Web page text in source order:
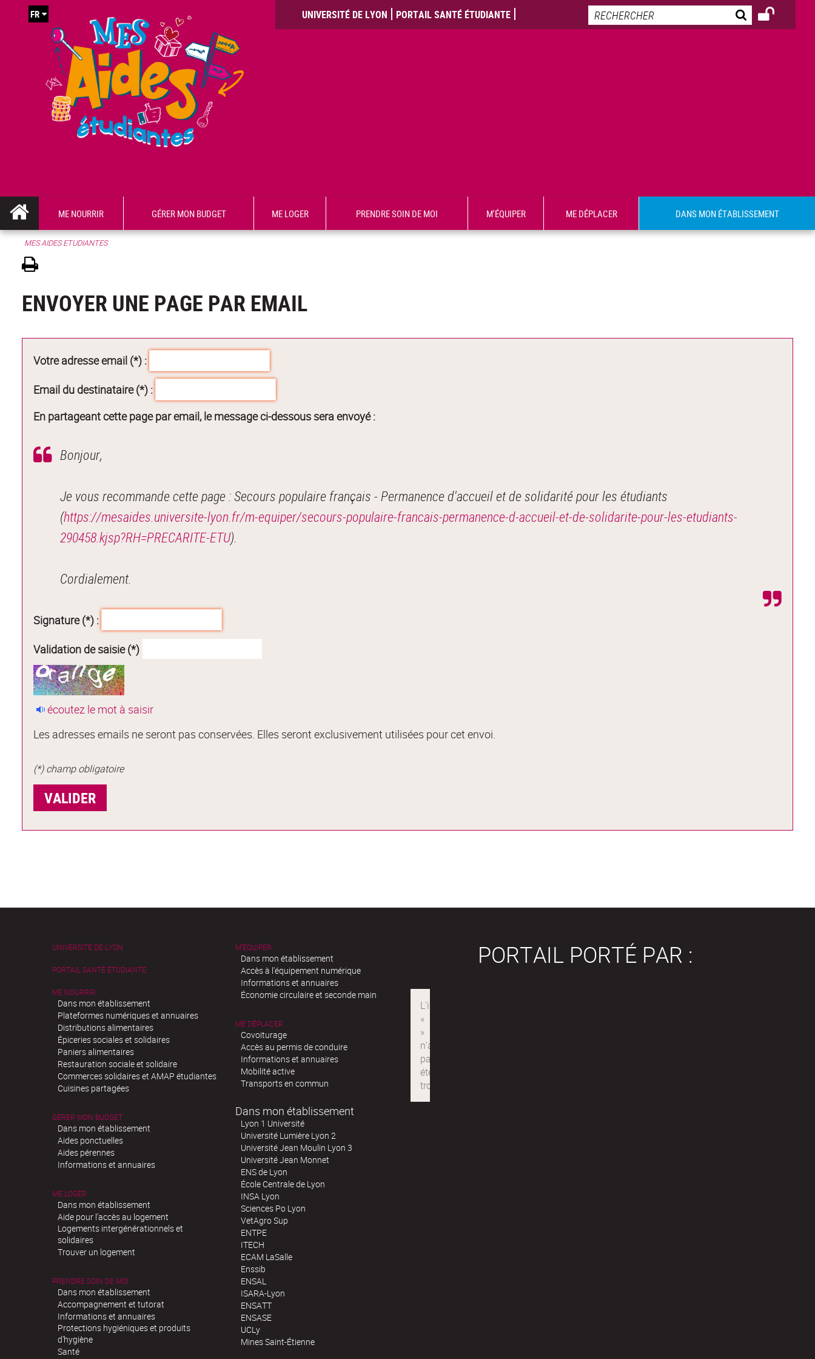
UNIVERSITÉ DE LYON PORTAIL SANTÉ ÉTUDIANTE
FR
ME NOURRIR GÉRER MON BUDGET ME LOGER PRENDRE SOIN DE MOI M'ÉQUIPER ME DÉPLACER DANS MON ÉTABLISSEMENT
MES AIDES ETUDIANTES
ENVOYER UNE PAGE PAR EMAIL
Votre adresse email (*) :
Email du destinataire (*) :
En partageant cette page par email, le message ci-dessous sera envoyé :
Bonjour,
Je vous recommande cette page : Secours populaire français - Permanence d'accueil et de solidarité pour les étudiants
(https://mesaides.universite-lyon.fr/m-equiper/secours-populaire-francais-permanence-d-accueil-et-de-solidarite-pour-les-etudiants-
290458.kjsp?RH=PRECARITE-ETU).
Cordialement.
Signature (*) :
Validation de saisie (*)
écoutez le mot à saisir
Les adresses emails ne seront pas conservées. Elles seront exclusivement utilisées pour cet envoi.
(*) champ obligatoire
UNIVERSITÉ DE LYON
PORTAIL SANTÉ ÉTUDIANTE
ME NOURRIR
Dans mon établissement
Plateformes numériques et annuaires
Distributions alimentaires
Épiceries sociales et solidaires
Paniers alimentaires
Restauration sociale et solidaire
Commerces solidaires et AMAP étudiantes
Cuisines partagées
GÉRER MON BUDGET
Dans mon établissement
Aides ponctuelles
Aides pérennes
Informations et annuaires
ME LOGER
Dans mon établissement
Aide pour l’accès au logement
Logements intergénérationnels et
solidaires
Trouver un logement
PRENDRE SOIN DE MOI
Dans mon établissement
Accompagnement et tutorat
Informations et annuaires
Protections hygiéniques et produits
d’hygiène
Santé
M'ÉQUIPER
Dans mon établissement
Accès à l'équipement numérique
Informations et annuaires
Économie circulaire et seconde main
ME DÉPLACER
Covoiturage
Accès au permis de conduire
Informations et annuaires
Mobilité active
Transports en commun
Dans mon établissement
Lyon 1 Université
Université Lumière Lyon 2
Université Jean Moulin Lyon 3
Université Jean Monnet
ENS de Lyon
École Centrale de Lyon
INSA Lyon
Sciences Po Lyon
VetAgro Sup
ENTPE
ITECH
ECAM LaSalle
Enssib
ENSAL
ISARA-Lyon
ENSATT
ENSASE
UCLy
Mines Saint-Étienne
PORTAIL PORTÉ PAR :